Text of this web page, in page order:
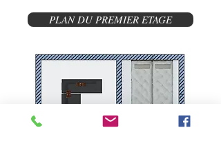
PLAN DU PREMIER ETAGE